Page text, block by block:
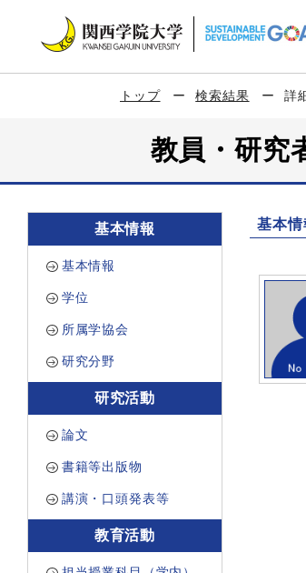
トップ 検索結果 詳
教員・研
基本情報
基本情報
学位
所属学協会
研究分野
研究活動
論文
書籍等出版物
講演・口頭発表等
教育活動
基本情